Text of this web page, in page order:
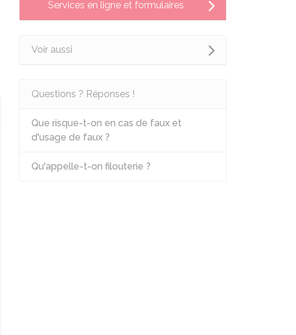
Services en ligne et formulaires
Voir aussi
Questions ? Réponses !
Que risque-t-on en cas de faux et
d'usage de faux ?
Qu'appelle-t-on filouterie ?